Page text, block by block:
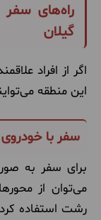
راه‌های
گیلان
اگر از افراد
این منطقه
سفر با
برای سفر به
می‌توان از
رشت استفاده